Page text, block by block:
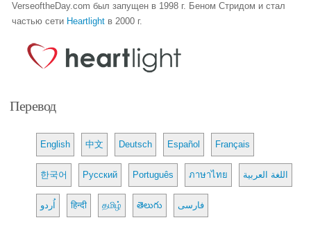
VerseoftheDay.com был запущен в 1998 г. Беном Стридом и стал
частью сети Heartlight в 2000 г.
Перевод
English 中文 Deutsch Español Français
한국어 Русский Português ภาษาไทย اللغة العربية
اُردو हिन्दी தமிழ் తెలుగు فارسی